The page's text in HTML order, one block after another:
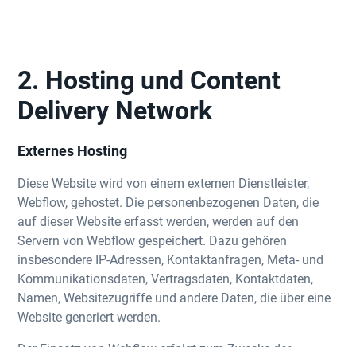
2. Hosting und Content
Delivery Network
Externes Hosting
Diese Website wird von einem externen Dienstleister,
Webflow, gehostet. Die personenbezogenen Daten, die
auf dieser Website erfasst werden, werden auf den
Servern von Webflow gespeichert. Dazu gehören
insbesondere IP-Adressen, Kontaktanfragen, Meta- und
Kommunikationsdaten, Vertragsdaten, Kontaktdaten,
Namen, Websitezugriffe und andere Daten, die über eine
Website generiert werden.